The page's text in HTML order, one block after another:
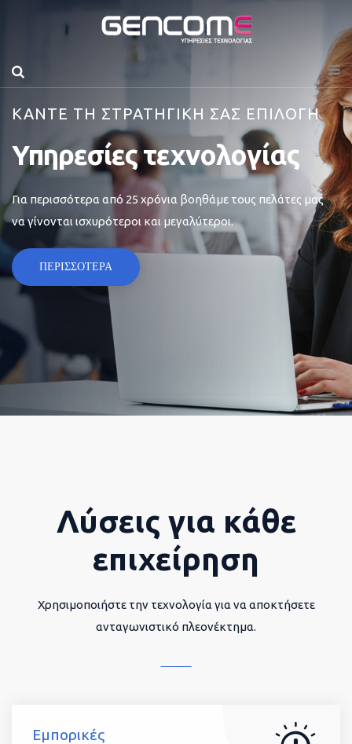
ΚΑΝΤΕ ΤΗ ΣΤΡΑΤΗΓΙΚΗ ΣΑΣ ΕΠΙΛΟΓΗ
Υπηρεσίες τεχνολογίας
Για περισσότερα από 25 χρόνια βοηθάμε τους πελάτες μας
να γίνονται ισχυρότεροι και μεγαλύτεροι.
ΠΕΡΙΣΣΟΤΕΡΑ
Λύσεις για κάθε
επιχείρηση
Χρησιμοποιήστε την τεχνολογία για να αποκτήσετε
ανταγωνιστικό πλεονέκτημα.
Εμπορικές